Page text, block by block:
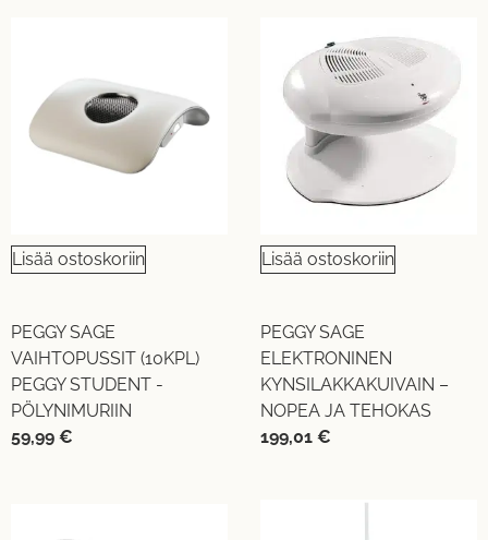
Lisää ostoskoriin
PEGGY SAGE
VAIHTOPUSSIT (10KPL)
PEGGY STUDENT -
PÖLYNIMURIIN
59,99 €
Lisää ostoskoriin
PEGGY SAGE
ELEKTRONINEN
KYNSILAKKAKUIVAIN –
NOPEA JA TEHOKAS
199,01 €